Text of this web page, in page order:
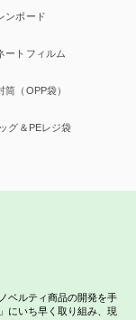
ンボード
ートフィルム
筒（OPP袋）
グ＆PEレジ袋
ベルティ商品の開発を手
にいち早く取り組み、現